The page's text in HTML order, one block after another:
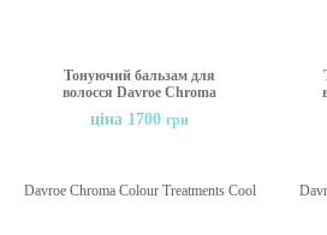
Тонуючий бальзам для
волосся Davroe Chroma
Colour Treatments Cool
Graphite, 200 мл
ціна 1700 грн